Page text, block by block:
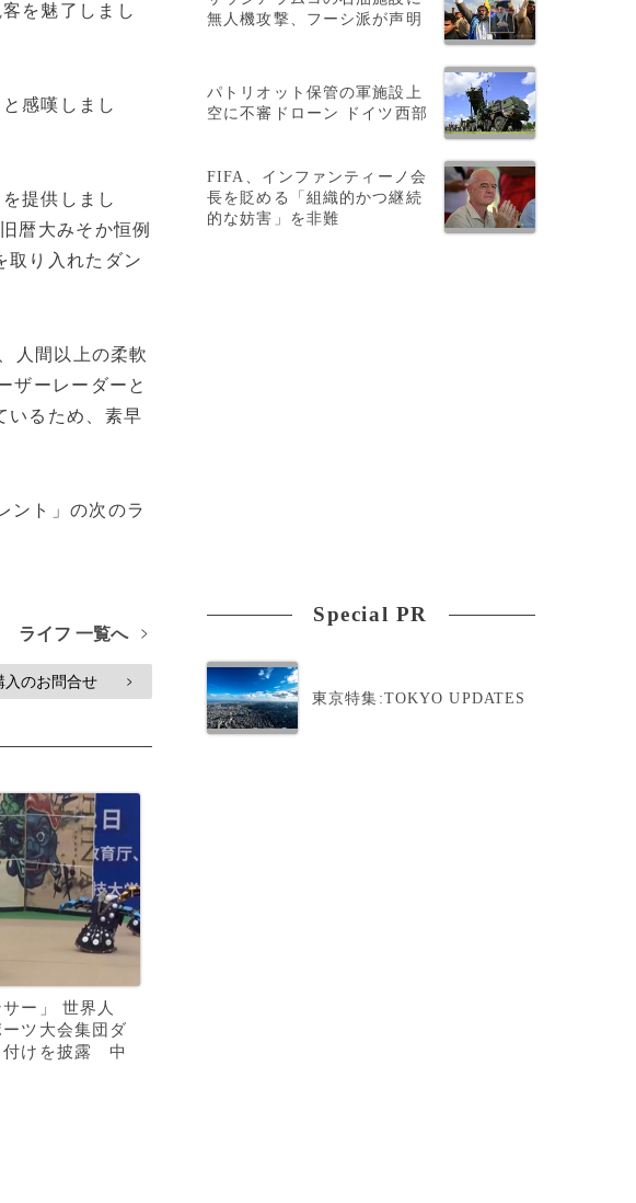
を魅了しまし
感嘆しまし
提供しまし
暦大みそか恒例
取り入れたダン
人間以上の柔軟
ザーレーダーと
いるため、素早
ント」の次のラ
ライフ 一覧へ >
入のお問合せ >
ー」 世界人
ツ大会集団ダ
付けを披露 中
無人機攻撃、フーシ派が声明
パトリオット保管の軍施設上
空に不審ドローン ドイツ西部
FIFA、インファンティーノ会
長を貶める「組織的かつ継続
的な妨害」を非難
Special PR
東京特集:TOKYO UPDATES